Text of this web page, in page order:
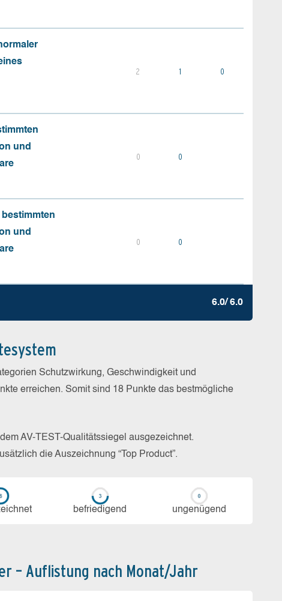
2 1 0
und
0 0
und
0 0
6.0/ 6.0
Schutzwirkung, Geschwindigkeit und
erreichen. Somit sind 18 Punkte das bestmögliche
AV-TEST-Qualitätssiegel ausgezeichnet.
die Auszeichnung “Top Product”.
be­frie­di­gend un­ge­nü­gend
– Auflistung nach Monat/Jahr